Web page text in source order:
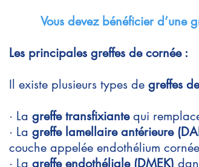
Vous devez bénéficier d’une
Les principales greffes de cornée :
Il existe plusieurs types de greffes
· La greffe transfixiantequi
· La greffe lamellaire antérieure
couche appelée endothélium
· La greffe endothéliale (DMEK)